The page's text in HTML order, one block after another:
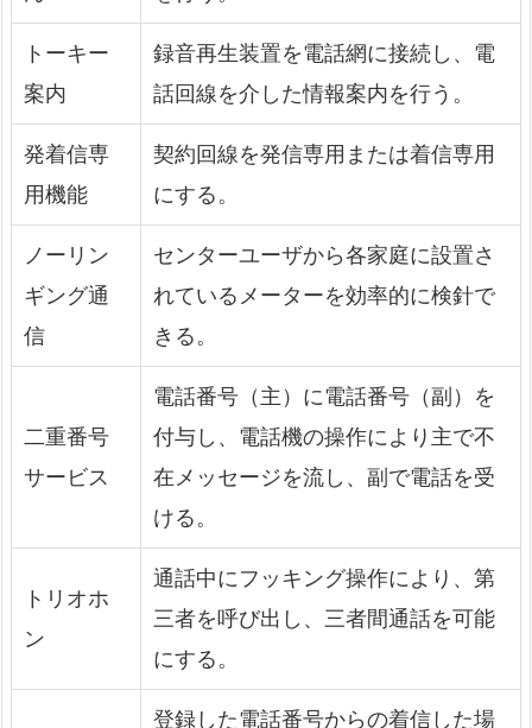
トーキー
案内
録音再生装置を電話網に接続し、電
話回線を介した情報案内を行う。
発着信専
用機能
契約回線を発信専用または着信専用
にする。
ノーリン
ギング通
信
センターユーザから各家庭に設置さ
れているメーターを効率的に検針で
きる。
二重番号
サービス
電話番号（主）に電話番号（副）を
付与し、電話機の操作により主で不
在メッセージを流し、副で電話を受
ける。
トリオホ
ン
通話中にフッキング操作により、第
三者を呼び出し、三者間通話を可能
にする。
登録した電話番号からの着信した場